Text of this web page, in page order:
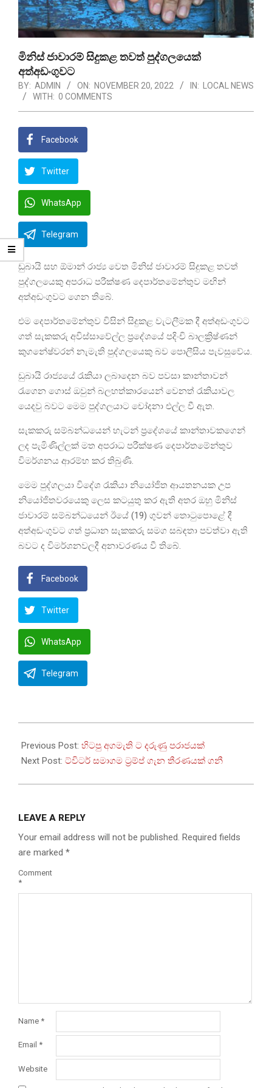
මිනිස් ජාවාරම් සිදුකළ තවත් පුද්ගලයෙක්
අත්අඩංගුවට
BY: ADMIN ON: NOVEMBER 20, 2022 IN:
LOCAL NEWS
WITH: 0 COMMENTS
Facebook
Twitter
WhatsApp
Telegram
ඩුබායි සහ ඕමාන් රාජ්‍ය වෙත මිනිස් ජාවාරම් සිදුකළ තවත්
පුද්ගලයෙකු අපරාධ පරීක්ෂණ දෙපාර්තමේන්තුව මඟින්
අත්අඩංගුවට ගෙන තිබේ.
එම දෙපාර්තමේන්තුව විසින් සිදුකළ වැටලීමක දී අත්අඩංගුවට
ගත් සැකකරු අවිස්සාවේල්ල ප්‍රදේශයේ පදිංචි බාලක්‍රිෂ්ණන්
කුගනේෂ්වරන් නැමැති පුද්ගලයෙකු බව පොලීසිය පැවසුවේය.
ඩුබායි රාජ්‍යයේ රැකියා ලබාදෙන බව පවසා කාන්තාවන්
රැගෙන ගොස් ඔවුන් බලහත්කාරයෙන් වෙනත් රැකියාවල
යෙදවු බවට මෙම පුද්ගලයාට චෝදනා එල්ල වී ඇත.
සැකකරු සම්බන්ධයෙන් හැටන් ප්‍රදේශයේ කාන්තාවකගෙන්
ලද පැමිණිල්ලක් මත අපරාධ පරීක්ෂණ දෙපාර්තමේන්තුව
විමර්ශනය ආරම්භ කර තිබුණි.
මෙම පුද්ගලයා විදේශ රැකියා නියෝජිත ආයතනයක උප
නියෝජිතවරයෙකු ලෙස කටයුතු කර ඇති අතර ඔහු මිනිස්
ජාවාරම් සම්බන්ධයෙන් ඊයේ (19) ගුවන් තොටුපොළේ දී
අත්අඩංගුවට ගත් ප්‍රධාන සැකකරු සමග සබඳතා පවත්වා ඇති
බවට ද විමර්ශනවලදී අනාවරණය වී තිබේ.
Facebook
Twitter
WhatsApp
Telegram
11-
20
Previous Post: හිටපු අගමැති ට දරුණු පරාජයක්
Next Post: ට්විටර් සමාගම ට්‍රම්ප් ගැන තීරණයක් ගනී
LEAVE A REPLY
Your email address will not be published. Required fields
are marked *
Comment
*
Name *
Email *
Website